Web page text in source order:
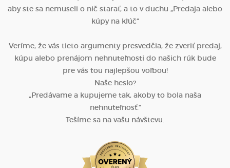
aby ste sa nemuseli o nič starať, a to v duchu „Predaja alebo
kúpy na kľúč“
Veríme, že vás tieto argumenty presvedčia, že zveriť predaj,
kúpu alebo prenájom nehnuteľnosti do našich rúk bude
pre vás tou najlepšou voľbou!
Naše heslo?
„Predávame a kupujeme tak, akoby to bola naša
nehnuteľnosť.“
Tešíme sa na vašu návštevu.